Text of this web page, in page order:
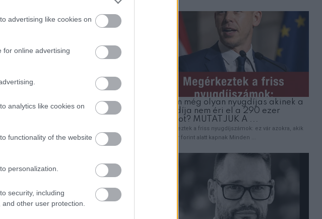
advertising like cookies on
for online advertising
analytics like cookies on
functionality of the website
personalization.
security, including
other user protection.
nem?
Arról nem is beszélve, hogy